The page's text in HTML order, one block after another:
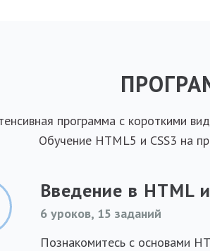
программа с короткими
Обучение HTML5 и CSS3 на
Введение в HTML и
6 уроков, 15 заданий
Познакомитесь с основами